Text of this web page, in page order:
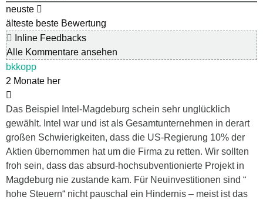
neuste
älteste beste Bewertung
Inline Feedbacks
Alle Kommentare ansehen
bkkopp
2 Monate her
Das Beispiel Intel-Magdeburg schein sehr unglücklich
gewählt. Intel war und ist als Gesamtunternehmen in derart
großen Schwierigkeiten, dass die US-Regierung 10% der
Aktien übernommen hat um die Firma zu retten. Wir sollten
froh sein, dass das absurd-hochsubventionierte Projekt in
Magdeburg nie zustande kam. Für Neuinvestitionen sind “
hohe Steuern“ nicht pauschal ein Hindernis – meist ist das